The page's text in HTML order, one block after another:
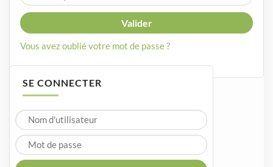
Vous avez oublié votre mot de passe ?
SE CONNECTER